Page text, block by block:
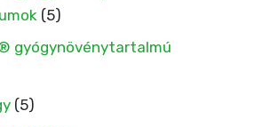
(5)
gyógynövénytartalmú
(5)